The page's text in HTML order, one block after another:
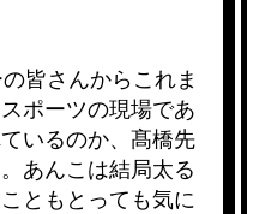
皆さんからこれま
ポーツの現場であ
いるのか、髙橋先
あんこは結局太る
ともとっても気に